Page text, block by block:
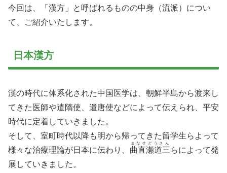
今回は、「漢方」と呼ばれるものの中身（流派）につい
て、ご紹介いたします。
日本漢方
漢の時代に体系化された中国医学は、朝鮮半島から渡来し
てきた医師や遣隋使、遣唐使などによって伝えられ、平安
時代に定着していきました。
そして、室町時代以降も明から帰ってきた留学生らよって
様々な治療理論が日本に伝わり、 曲直瀬道三
まなせどうさん
らによって発
展していきました。